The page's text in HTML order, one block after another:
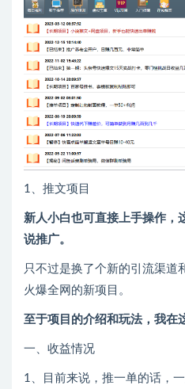
1、推文项目
新人小白也可直接上手操作，
说推广。
只不过是换了个新的引流渠道
火爆全网的新项目。
至于项目的介绍和玩法，我在
一、收益情况
1、目前来说，推一单的话，